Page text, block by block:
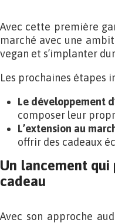
Avec cette première
marché avec une
vegan et s’implanter
Les prochaines étapes
Le développement
composer leur
L’extension au
offrir des cadeaux
Un lancement
cadeau
Avec son approche